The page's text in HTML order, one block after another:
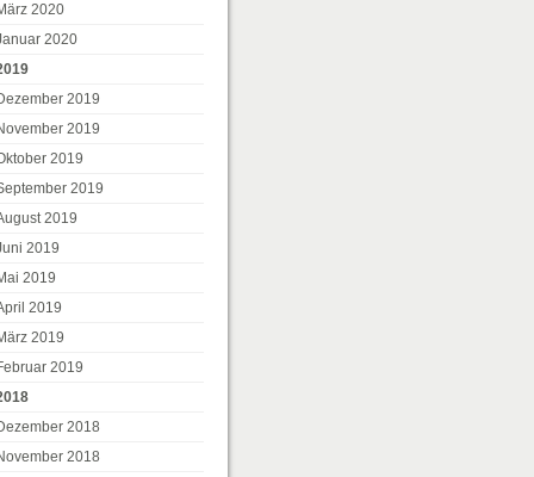
hausleiten/
2020
2020
2019
2019
2019
2019
2019
2019
2019
2019
2019
2019
2018
2018